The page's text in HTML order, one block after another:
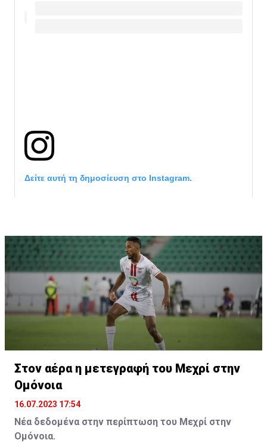
Δείτε αυτή τη δημοσίευση στο Instagram.
Στον αέρα η μετεγραφή του Μεχρί στην
Ομόνοια
16.07.2023 17:54
Νέα δεδομένα στην περίπτωση του Μεχρί στην
Ομόνοια.